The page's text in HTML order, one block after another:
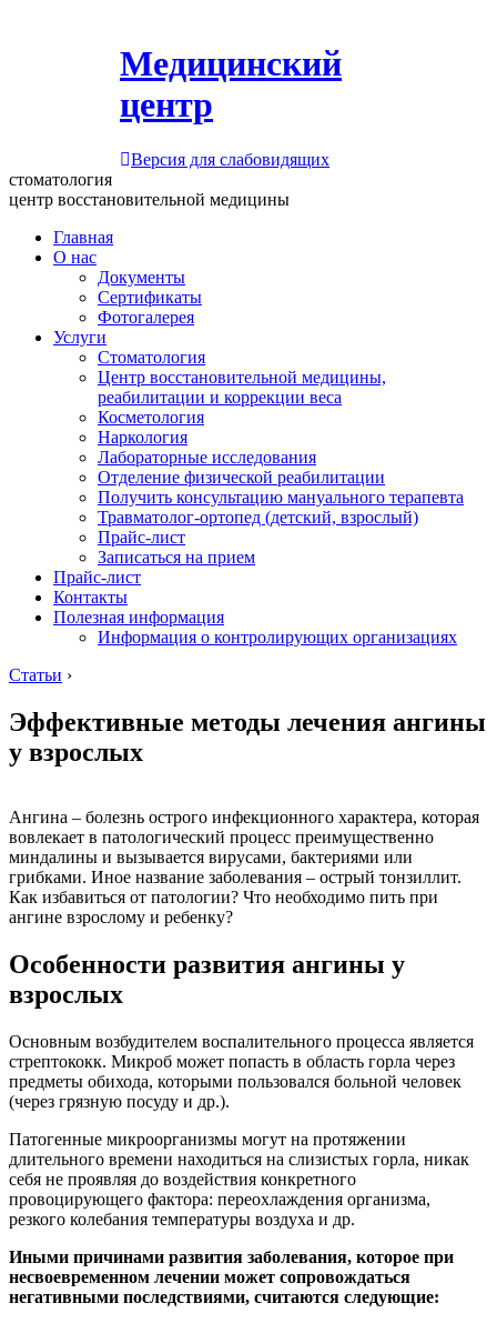
Медицинский
центр
Версия для слабовидящих
стоматология
центр восстановительной медицины
Главная
О нас
Документы
Сертификаты
Фотогалерея
Услуги
Стоматология
Центр восстановительной медицины,
реабилитации и коррекции веса
Косметология
Наркология
Лабораторные исследования
Отделение физической реабилитации
Получить консультацию мануального терапевта
Травматолог-ортопед (детский, взрослый)
Прайс-лист
Записаться на прием
Прайс-лист
Контакты
Полезная информация
Информация о контролирующих организациях
Статьи ›
Эффективные методы лечения ангины
у взрослых
Ангина – болезнь острого инфекционного характера, которая
вовлекает в патологический процесс преимущественно
миндалины и вызывается вирусами, бактериями или
грибками. Иное название заболевания – острый тонзиллит.
Как избавиться от патологии? Что необходимо пить при
ангине взрослому и ребенку?
Особенности развития ангины у
взрослых
Основным возбудителем воспалительного процесса является
стрептококк. Микроб может попасть в область горла через
предметы обихода, которыми пользовался больной человек
(через грязную посуду и др.).
Патогенные микроорганизмы могут на протяжении
длительного времени находиться на слизистых горла, никак
себя не проявляя до воздействия конкретного
провоцирующего фактора: переохлаждения организма,
резкого колебания температуры воздуха и др.
Иными причинами развития заболевания, которое при
несвоевременном лечении может сопровождаться
негативными последствиями, считаются следующие: